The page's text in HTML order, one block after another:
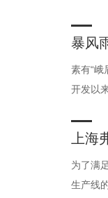
暴风
素有“峨
开发以
上海
为了满
生产线